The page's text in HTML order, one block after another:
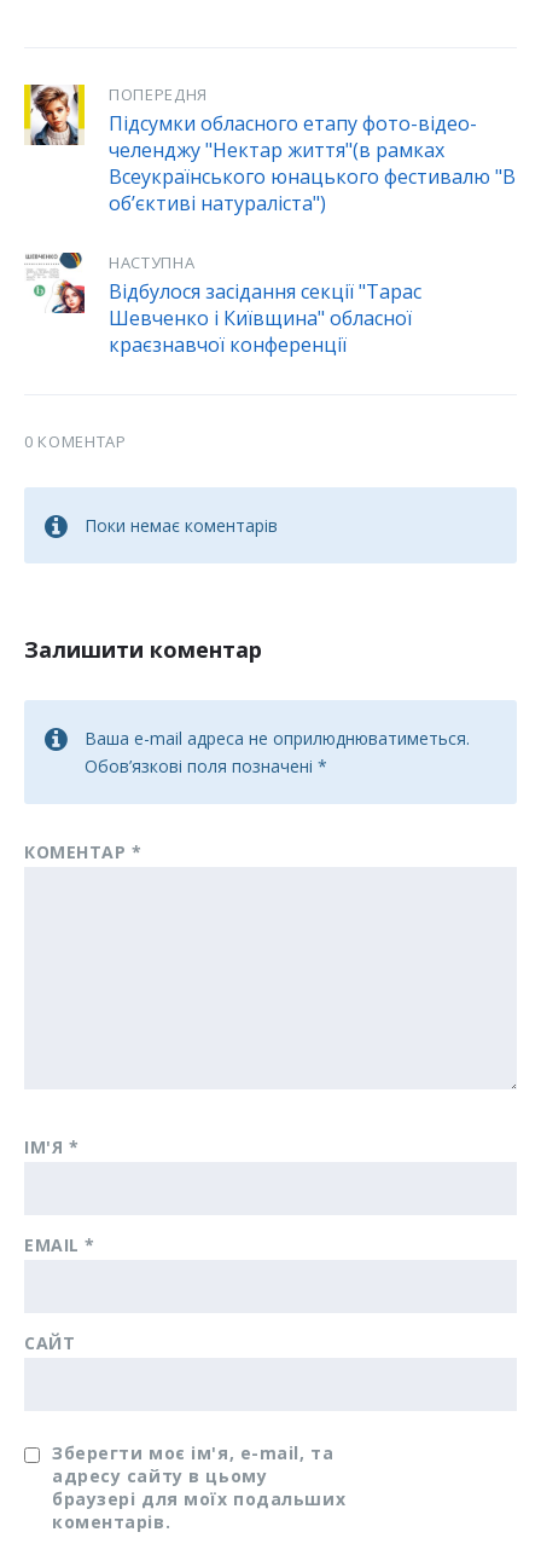
ПОПЕРЕДНЯ
Підсумки обласного етапу фото-відео-
челенджу "Нектар життя"(в рамках
Всеукраїнського юнацького фестивалю "В
об’єктиві натураліста")
НАСТУПНА
Відбулося засідання секції "Тарас
Шевченко і Київщина" обласної
краєзнавчої конференції
0 КОМЕНТАР
Поки немає коментарів
Залишити коментар
Ваша e-mail адреса не оприлюднюватиметься.
Обов’язкові поля позначені *
КОМЕНТАР*
ІМ'Я *
EMAIL*
САЙТ
Зберегти моє ім'я, e-mail, та
адресу сайту в цьому
браузері для моїх подальших
коментарів.